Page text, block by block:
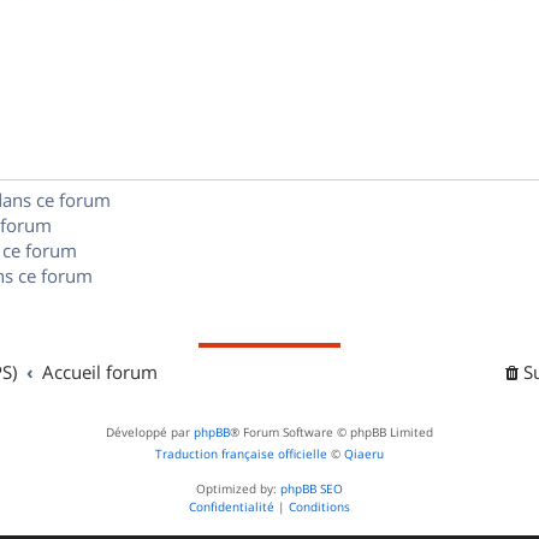
e
ce forum
forum
ce forum
Accueil forum
Développé par phpBB® Forum Software © phpBB Limited
Traduction française officielle © Qiaeru
Optimized by: phpBB SEO
Confidentialité | Conditions